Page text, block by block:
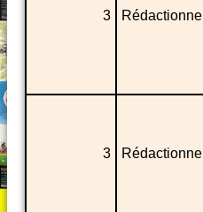
3 Rédactionnel
3 Rédactionnel